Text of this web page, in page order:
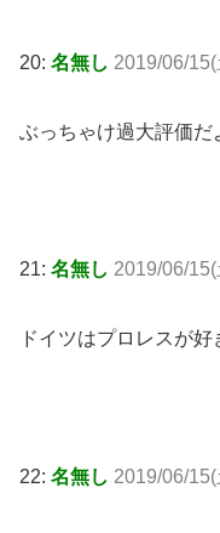
20: 名無し 2019/06/
ぶっちゃけ過大評価だ
21: 名無し 2019/06/
ドイツはプロレスが好
22: 名無し 2019/06/